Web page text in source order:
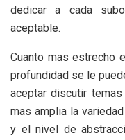
dedicar a cada
aceptable.
Cuanto mas estrecho
profundidad se le
aceptar discutir
mas amplia la
y el nivel de